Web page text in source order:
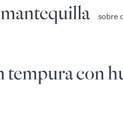
sobre
tempura con